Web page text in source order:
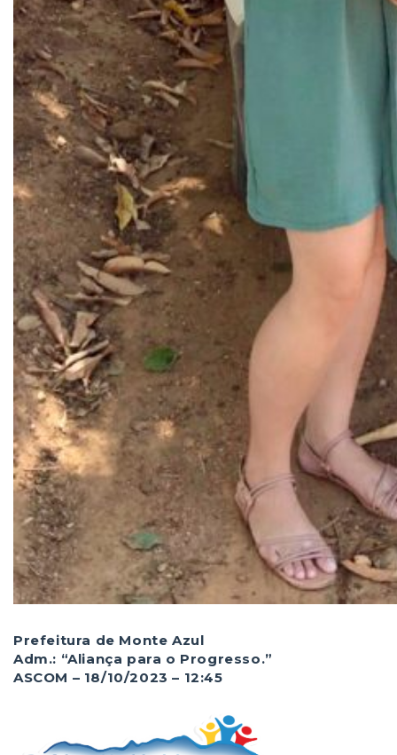
Prefeitura de Monte Azul
Adm.: “Aliança para o Progresso.”
ASCOM – 18/10/2023 – 12:45